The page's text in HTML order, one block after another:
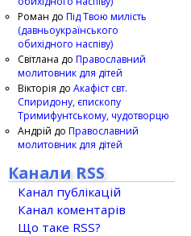
Роман до Під Твою милість
(давньоукраїнського
обихідного наспіву)
Світлана до Православний
молитовник для дітей
Вікторія до Акафіст свт.
Спиридону, єпископу
Тримифунтському, чудотворцю
Андрій до Православний
молитовник для дітей
Канали RSS
Канал публікацій
Канал коментарів
Що таке RSS?